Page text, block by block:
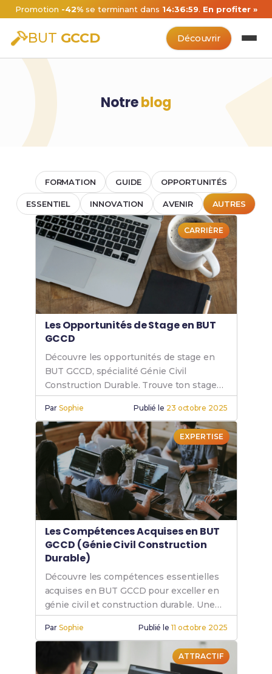
Promotion -42%se terminant dans 14:36:57. En profiter »
BUT GCCD Découvrir
Notreblog
FORMATION GUIDE OPPORTUNITÉS
ESSENTIEL INNOVATION AVENIR AUTRES
CARRIÈRE
Les Opportunités de Stage en BUT
GCCD
Découvre les opportunités de stage en
BUT GCCD, spécialité Génie Civil
Construction Durable. Trouve ton stage
en génie civil et booste ta carrière avec le
BUT GCCD.
ParSophie Publié le 23 octobre 2025
EXPERTISE
Les Compétences Acquises en BUT
GCCD (Génie Civil Construction
Durable)
Découvre les compétences essentielles
acquises en BUT GCCD pour exceller en
génie civil et construction durable. Une
formation complète pour maîtriser le
génie construction.
ParSophie Publié le 11 octobre 2025
ATTRACTIF